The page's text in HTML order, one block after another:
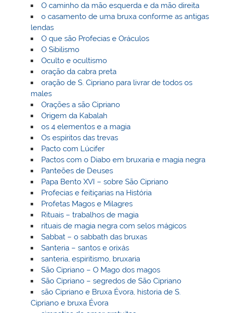
O caminho da mão esquerda e da mão direita
o casamento de uma bruxa conforme as antigas
lendas
O que são Profecias e Oráculos
O Sibilismo
Oculto e ocultismo
oração da cabra preta
oração de S. Cipriano para livrar de todos os
males
Orações a são Cipriano
Origem da Kabalah
os 4 elementos e a magia
Os espíritos das trevas
Pacto com Lúcifer
Pactos com o Diabo em bruxaria e magia negra
Panteões de Deuses
Papa Bento XVI – sobre São Cipriano
Profecias e feitiçarias na História
Profetas Magos e Milagres
Rituais – trabalhos de magia
rituais de magia negra com selos mágicos
Sabbat – o sabbath das bruxas
Santeria – santos e orixás
santeria, espiritismo, bruxaria
São Cipriano – O Mago dos magos
São Cipriano – segredos de São Cipriano
são Cipriano e Bruxa Évora, historia de S.
Cipriano e bruxa Évora